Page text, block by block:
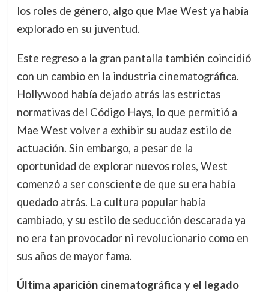
los roles de género, algo que Mae West ya había
explorado en su juventud.
Este regreso a la gran pantalla también coincidió
con un cambio en la industria cinematográfica.
Hollywood había dejado atrás las estrictas
normativas del Código Hays, lo que permitió a
Mae West volver a exhibir su audaz estilo de
actuación. Sin embargo, a pesar de la
oportunidad de explorar nuevos roles, West
comenzó a ser consciente de que su era había
quedado atrás. La cultura popular había
cambiado, y su estilo de seducción descarada ya
no era tan provocador ni revolucionario como en
sus años de mayor fama.
Última aparición cinematográfica y el legado